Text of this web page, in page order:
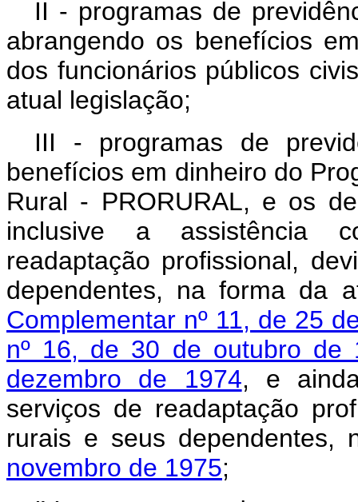
II - programas de
abrangendo os benefícios
dos funcionários públicos
atual legislação;
III - programas de
benefícios em dinheiro do
Rural - PRORURAL, e os
inclusive a assistência
readaptação profissional,
dependentes, na forma da
Complementar nº 11, de 25
nº 16, de 30 de outubro de
dezembro de 1974, e
serviços de readaptação
rurais e seus
novembro de 1975;